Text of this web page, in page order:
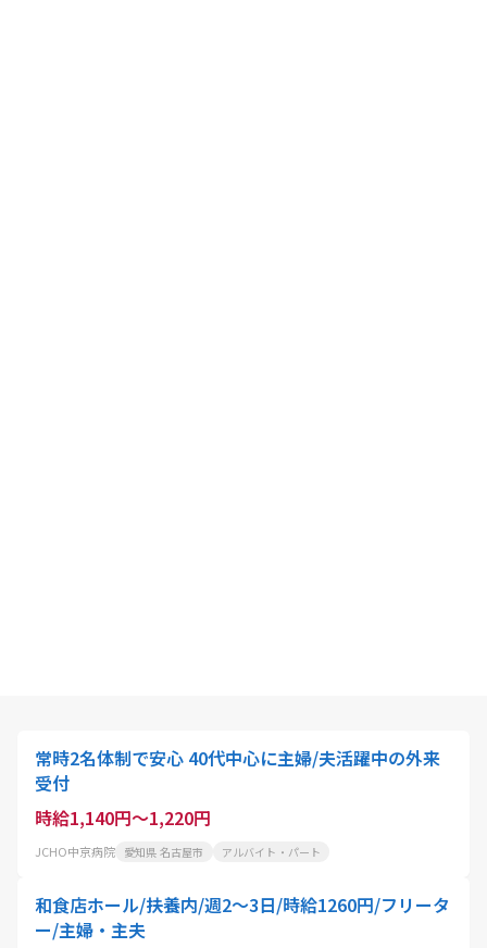
常時2名体制で安心 40代中心に主婦/夫活躍中の外来
受付
時給1,140円～1,220円
JCHO中京病院 愛知県 名古屋市 アルバイト・パート
和食店ホール/扶養内/週2～3日/時給1260円/フリータ
ー/主婦・主夫